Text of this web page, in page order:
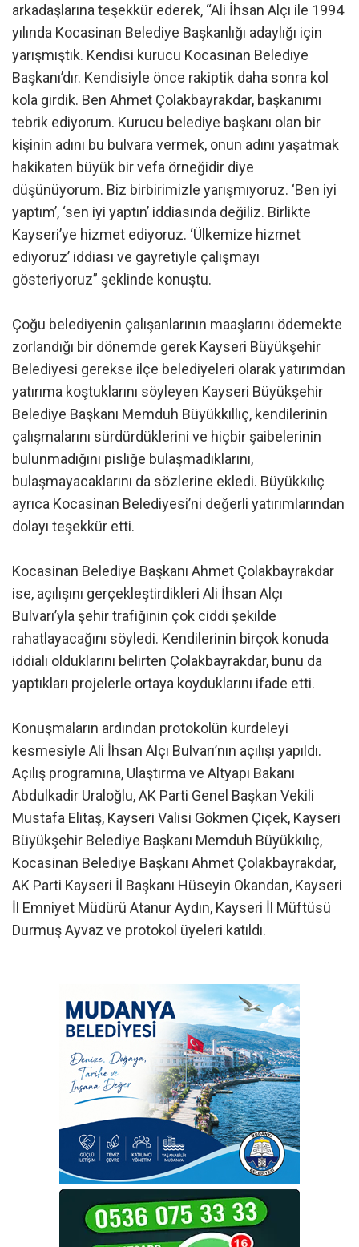
arkadaşlarına teşekkür ederek, “Ali İhsan Alçı ile 1994
yılında Kocasinan Belediye Başkanlığı adaylığı için
yarışmıştık. Kendisi kurucu Kocasinan Belediye
Başkanı’dır. Kendisiyle önce rakiptik daha sonra kol
kola girdik. Ben Ahmet Çolakbayrakdar, başkanımı
tebrik ediyorum. Kurucu belediye başkanı olan bir
kişinin adını bu bulvara vermek, onun adını yaşatmak
hakikaten büyük bir vefa örneğidir diye
düşünüyorum. Biz birbirimizle yarışmıyoruz. ‘Ben iyi
yaptım’, ‘sen iyi yaptın’ iddiasında değiliz. Birlikte
Kayseri’ye hizmet ediyoruz. ‘Ülkemize hizmet
ediyoruz’ iddiası ve gayretiyle çalışmayı
gösteriyoruz” şeklinde konuştu.
Çoğu belediyenin çalışanlarının maaşlarını ödemekte
zorlandığı bir dönemde gerek Kayseri Büyükşehir
Belediyesi gerekse ilçe belediyeleri olarak yatırımdan
yatırıma koştuklarını söyleyen Kayseri Büyükşehir
Belediye Başkanı Memduh Büyükkıllıç, kendilerinin
çalışmalarını sürdürdüklerini ve hiçbir şaibelerinin
bulunmadığını pisliğe bulaşmadıklarını,
bulaşmayacaklarını da sözlerine ekledi. Büyükkılıç
ayrıca Kocasinan Belediyesi’ni değerli yatırımlarından
dolayı teşekkür etti.
Kocasinan Belediye Başkanı Ahmet Çolakbayrakdar
ise, açılışını gerçekleştirdikleri Ali İhsan Alçı
Bulvarı’yla şehir trafiğinin çok ciddi şekilde
rahatlayacağını söyledi. Kendilerinin birçok konuda
iddialı olduklarını belirten Çolakbayrakdar, bunu da
yaptıkları projelerle ortaya koyduklarını ifade etti.
Konuşmaların ardından protokolün kurdeleyi
kesmesiyle Ali İhsan Alçı Bulvarı’nın açılışı yapıldı.
Açılış programına, Ulaştırma ve Altyapı Bakanı
Abdulkadir Uraloğlu, AK Parti Genel Başkan Vekili
Mustafa Elitaş, Kayseri Valisi Gökmen Çiçek, Kayseri
Büyükşehir Belediye Başkanı Memduh Büyükkılıç,
Kocasinan Belediye Başkanı Ahmet Çolakbayrakdar,
AK Parti Kayseri İl Başkanı Hüseyin Okandan, Kayseri
İl Emniyet Müdürü Atanur Aydın, Kayseri İl Müftüsü
Durmuş Ayvaz ve protokol üyeleri katıldı.